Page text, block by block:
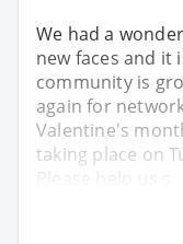
We had a
new faces and it
community is
again for
Valentine's
taking place on
Please help us s